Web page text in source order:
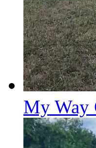
My Way